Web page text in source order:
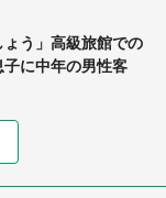
ょう」高級旅館での
に中年の男性客
々こね〟の内容に1.
らまだしも...」「ハ